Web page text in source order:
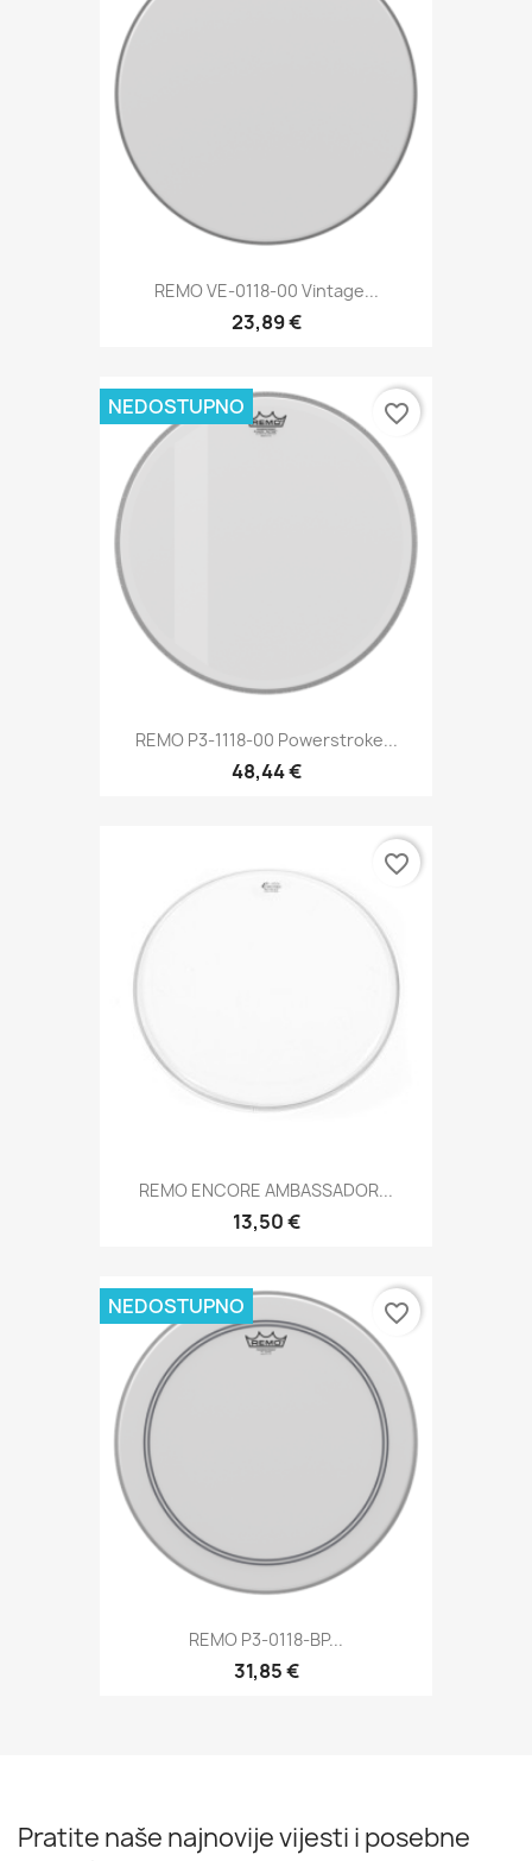
REMO VE-0118-00 Vintage...
23,89 €
REMO P3-1118-00 Powerstroke...
48,44 €
NEDOSTUPNO favorite_border
REMO ENCORE AMBASSADOR...
13,50 €
favorite_border
REMO P3-0118-BP...
31,85 €
NEDOSTUPNO favorite_border
Pratite naše najnovije vijesti i posebne